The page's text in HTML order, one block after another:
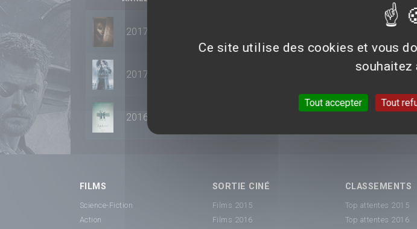
2017
2017
2016
FILMS
Science-Fiction
Action
SORTIE CINÉ
Films 2015
Films 2016
CLASSEMENTS
Top attentes 2015
Top attentes 2016
Ce site utilise des cookies et vous
souhaitez
Tout accepter Tout